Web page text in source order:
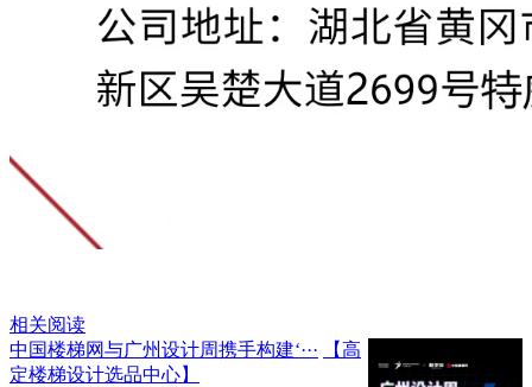
相关阅读
中国楼梯网与广州设计周携手构建‘···
【高
定楼梯设计选品中心】